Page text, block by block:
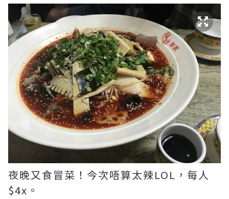
夜晚又食冒菜！今次唔算太辣LOL，每人
$4x。